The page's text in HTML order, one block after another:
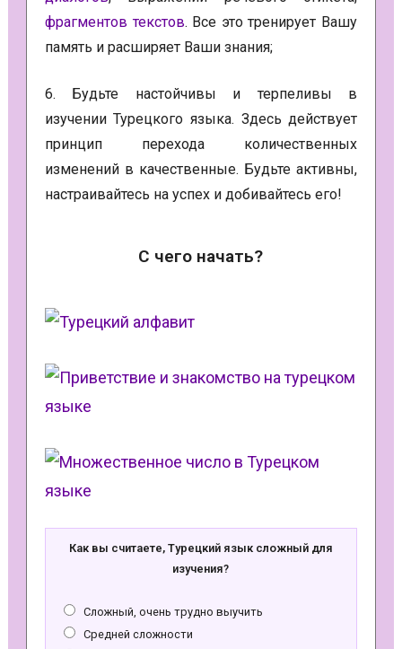
фрагментов текстов. Все это тренирует Вашу
память и расширяет Ваши знания;
6. Будьте настойчивы и терпеливы в
изучении Турецкого языка. Здесь действует
принцип перехода количественных
изменений в качественные. Будьте активны,
настраивайтесь на успех и добивайтесь его!
С чего начать?
Как вы считаете, Турецкий язык сложный для
изучения?
Сложный, очень трудно выучить
Средней сложности